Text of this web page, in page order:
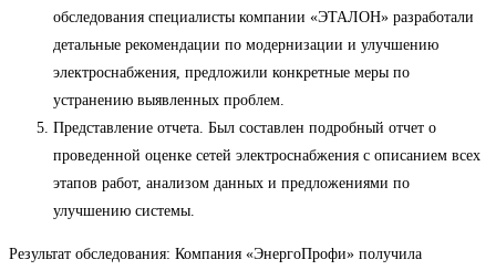
обследования специалисты компании «ЭТАЛОН» разработали
детальные рекомендации по модернизации и улучшению
электроснабжения, предложили конкретные меры по
устранению выявленных проблем.
Представление отчета. Был составлен подробный отчет о
проведенной оценке сетей электроснабжения с описанием всех
этапов работ, анализом данных и предложениями по
улучшению системы.
Результат обследования: Компания «ЭнергоПрофи» получила